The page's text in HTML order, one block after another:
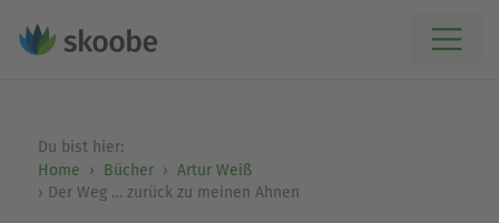
Du bist hier:
Home
Bücher
Artur Weiß
Der Weg … zurück zu meinen Ahnen